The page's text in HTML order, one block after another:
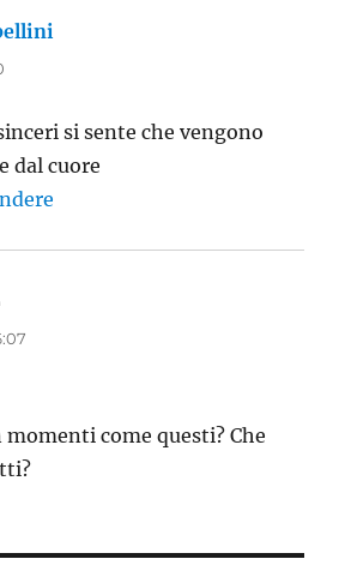
si sente che vengono
dal cuore
detto:
momenti come questi? Che